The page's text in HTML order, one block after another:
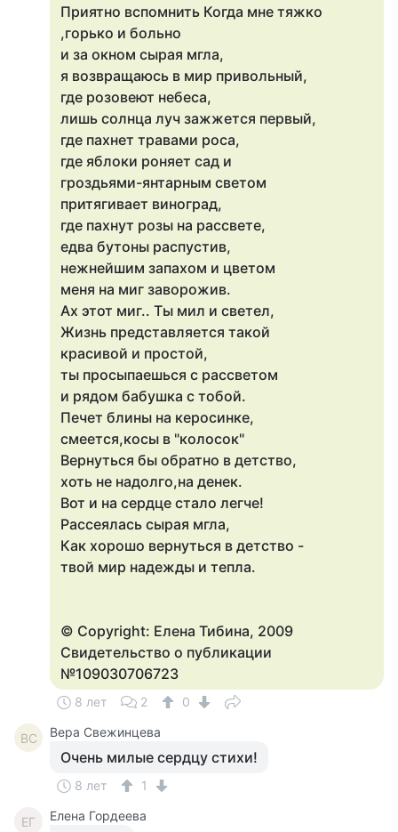
Приятно вспомнить Когда мне тяжко
,горько и больно
и за окном сырая мгла,
я возвращаюсь в мир привольный,
где розовеют небеса,
лишь солнца луч зажжется первый,
где пахнет травами роса,
где яблоки роняет сад и
гроздьями-янтарным светом
притягивает виноград,
где пахнут розы на рассвете,
едва бутоны распустив,
нежнейшим запахом и цветом
меня на миг заворожив.
Ах этот миг.. Ты мил и светел,
Жизнь представляется такой
красивой и простой,
ты просыпаешься с рассветом
и рядом бабушка с тобой.
Печет блины на керосинке,
смеется,косы в "колосок"
Вернуться бы обратно в детство,
хоть не надолго,на денек.
Вот и на сердце стало легче!
Рассеялась сырая мгла,
Как хорошо вернуться в детство -
твой мир надежды и тепла.
© Copyright: Елена Тибина, 2009
Свидетельство о публикации
№109030706723
8 лет 2 0
ВС Вера Свежинцева
Очень милые сердцу стихи!
8 лет 1
ЕГ Елена Гордеева